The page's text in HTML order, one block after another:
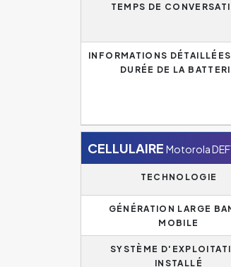
TEMPS DE
INFORMATIONS
DURÉE DE LA
CELLULAIRE Motorola
TECHNOLOGIE
GÉNÉRATION LARGE
MOBILE
SYSTÈME
INSTALLÉ